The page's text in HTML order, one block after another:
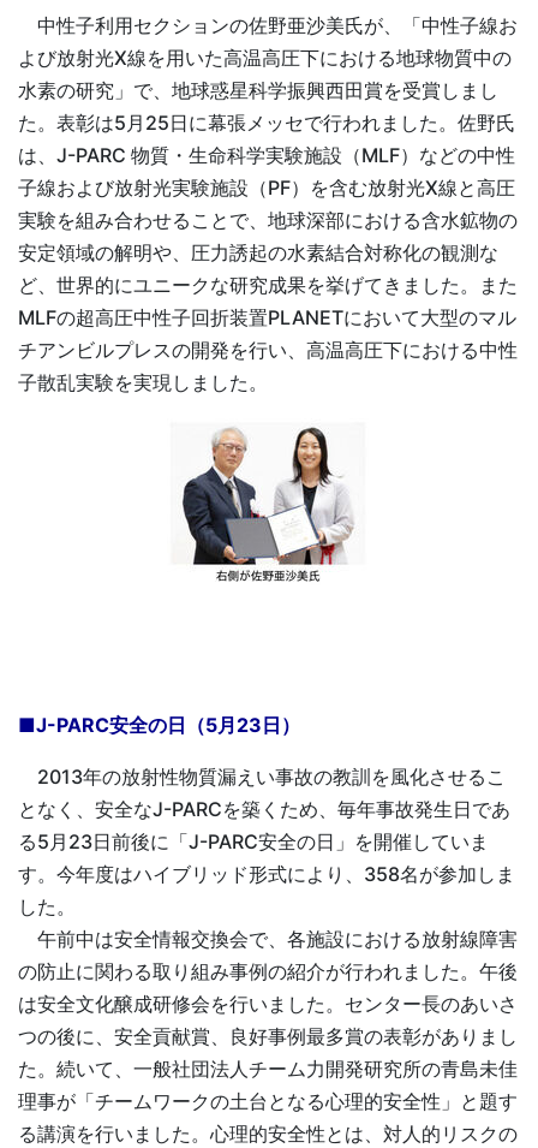
中性子利用セクションの佐野亜沙美氏が、「中性子線お
よび放射光X線を用いた高温高圧下における地球物質中の
水素の研究」で、地球惑星科学振興西田賞を受賞しまし
た。表彰は5月25日に幕張メッセで行われました。佐野氏
は、J-PARC 物質・生命科学実験施設（MLF）などの中性
子線および放射光実験施設（PF）を含む放射光X線と高圧
実験を組み合わせることで、地球深部における含水鉱物の
安定領域の解明や、圧力誘起の水素結合対称化の観測な
ど、世界的にユニークな研究成果を挙げてきました。また
MLFの超高圧中性子回折装置PLANETにおいて大型のマル
チアンビルプレスの開発を行い、高温高圧下における中性
子散乱実験を実現しました。
■J-PARC安全の日（5月23日）
2013年の放射性物質漏えい事故の教訓を風化させるこ
となく、安全なJ-PARCを築くため、毎年事故発生日であ
る5月23日前後に「J-PARC安全の日」を開催していま
す。今年度はハイブリッド形式により、358名が参加しま
した。
午前中は安全情報交換会で、各施設における放射線障害
の防止に関わる取り組み事例の紹介が行われました。午後
は安全文化醸成研修会を行いました。センター長のあいさ
つの後に、安全貢献賞、良好事例最多賞の表彰がありまし
た。続いて、一般社団法人チーム力開発研究所の青島未佳
理事が「チームワークの土台となる心理的安全性」と題す
る講演を行いました。心理的安全性とは、対人的リスクの